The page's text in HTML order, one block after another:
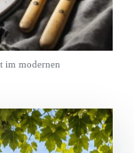
im modernen